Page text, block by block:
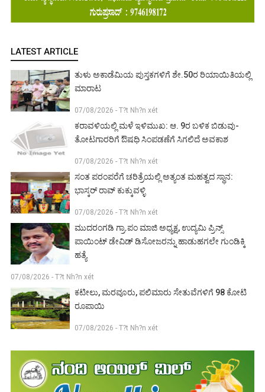
LATEST ARTICLE
ತುಳು ಅಕಾಡೆಮಿಯ ಪುಸ್ತಕಗಳಿಗೆ ಶೇ.50ರ ರಿಯಾಯಿತಿಯಲ್ಲಿ
ಮಾರಾಟ
07/08/2026 - T?t Nh?n xét
ಕರಾವಳಿಯಲ್ಲಿ ಮಳೆ ಇಳಿಮುಖ: ಆ. 9ರ ಬಳಿಕ ಬಿಡುವು-
ತೋಟಗಾರರಿಗೆ ಔಷಧಿ ಸಿಂಪಡಣೆಗೆ ಸಿಗಲಿದೆ ಅವಕಾಶ
07/08/2026 - T?t Nh?n xét
ಸಂತ ಪರಂಪರೆಗೆ ಚರಿತ್ರೆಯಲ್ಲಿ ಅತ್ಯಂತ ಮಹತ್ವದ ಸ್ಥಾನ:
ಭಾಸ್ಕರ್ ರಾವ್ ಕುಕ್ಕುವಳ್ಳಿ
07/08/2026 - T?t Nh?n xét
ಮುದರಂಗಡಿ ಗ್ರಾ.ಪಂ ಮಾಜಿ ಅಧ್ಯಕ್ಷ, ಉದ್ಯಮಿ ಪ್ರಿನ್ಸ್
ಪಾಯಿಂಟ್ ಡೇವಿಡ್ ಡಿಸೋಜರನ್ನು ಹಾಡುಹಗಲೇ ಗುಂಡಿಕ್ಕಿ
ಹತ್ಯೆ
07/08/2026 - T?t Nh?n xét
ಕಟೀಲು, ಮರವೂರು, ಪಲಿಮಾರು ಸೇತುವೆಗಳಿಗೆ 98 ಕೋಟಿ
ರೂಪಾಯಿ
07/08/2026 - T?t Nh?n xét